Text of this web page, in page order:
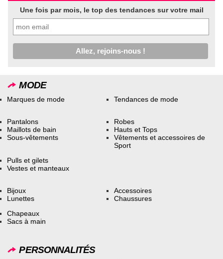
Une fois par mois, le top des tendances sur votre mail
MODE
Marques de mode Tendances de mode
Pantalons
Maillots de bain
Sous-vêtements
Robes
Hauts et Tops
Vêtements et accessoires de
Sport
Pulls et gilets
Vestes et manteaux
Bijoux
Lunettes
Accessoires
Chaussures
Chapeaux
Sacs à main
PERSONNALITÉS